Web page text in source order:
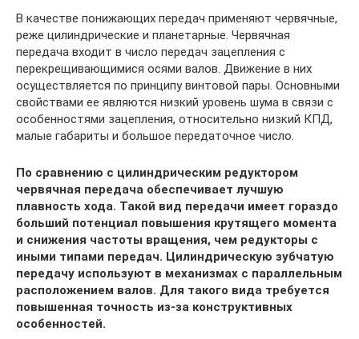
В качестве понижающих передач применяют червячные,
реже цилиндрические и планетарные. Червячная
передача входит в число передач зацепления с
перекрещивающимися осями валов. Движение в них
осуществляется по принципу винтовой пары. Основными
свойствами ее являются низкий уровень шума в связи с
особенностями зацепления, относительно низкий КПД,
малые габариты и большое передаточное число.
По сравнению с цилиндрическим редуктором
червячная передача обеспечивает лучшую
плавность хода. Такой вид передачи имеет гораздо
больший потенциал повышения крутящего момента
и снижения частоты вращения, чем редукторы с
иными типами передач. Цилиндрическую зубчатую
передачу используют в механизмах с параллельным
расположением валов. Для такого вида требуется
повышенная точность из-за конструктивных
особенностей.